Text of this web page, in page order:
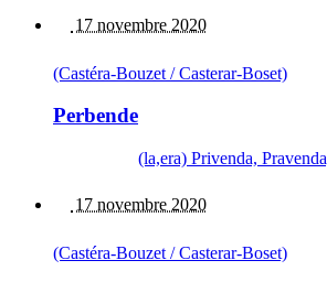
17 novembre 2020
(Castéra-Bouzet / Casterar-Boset)
Perbende
(la,era) Privenda,
17 novembre 2020
(Castéra-Bouzet / Casterar-Boset)